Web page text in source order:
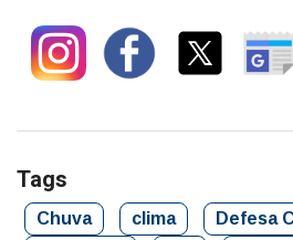
Tags
Chuva clima Defesa